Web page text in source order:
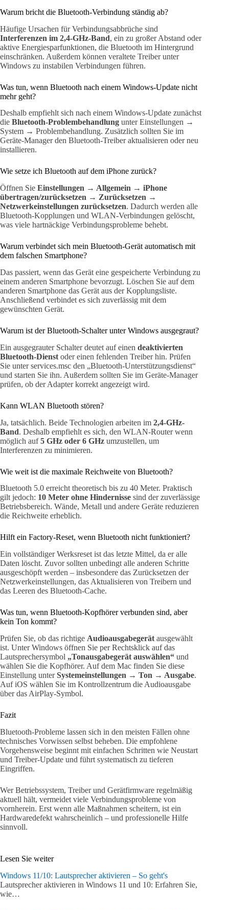
Warum bricht die Bluetooth-Verbindung ständig ab?
Häufige Ursachen für Verbindungsabbrüche sind
Interferenzen im 2,4-GHz-Band, ein zu großer Abstand oder
aktive Energiesparfunktionen, die Bluetooth im Hintergrund
einschränken. Außerdem können veraltete Treiber unter
Windows zu instabilen Verbindungen führen.
Was tun, wenn Bluetooth nach einem Windows-Update nicht
mehr geht?
Deshalb empfiehlt sich nach einem Windows-Update zunächst
die Bluetooth-Problembehandlung unter Einstellungen →
System → Problembehandlung. Zusätzlich sollten Sie im
Geräte-Manager den Bluetooth-Treiber aktualisieren oder neu
installieren.
Wie setze ich Bluetooth auf dem iPhone zurück?
Öffnen Sie Einstellungen → Allgemein → iPhone
übertragen/zurücksetzen → Zurücksetzen →
Netzwerkeinstellungen zurücksetzen. Dadurch werden alle
Bluetooth-Kopplungen und WLAN-Verbindungen gelöscht,
was viele hartnäckige Verbindungsprobleme behebt.
Warum verbindet sich mein Bluetooth-Gerät automatisch mit
dem falschen Smartphone?
Das passiert, wenn das Gerät eine gespeicherte Verbindung zu
einem anderen Smartphone bevorzugt. Löschen Sie auf dem
anderen Smartphone das Gerät aus der Kopplungsliste.
Anschließend verbindet es sich zuverlässig mit dem
gewünschten Gerät.
Warum ist der Bluetooth-Schalter unter Windows ausgegraut?
Ein ausgegrauter Schalter deutet auf einen deaktivierten
Bluetooth-Dienst oder einen fehlenden Treiber hin. Prüfen
Sie unter services.msc den „Bluetooth-Unterstützungsdienst“
und starten Sie ihn. Außerdem sollten Sie im Geräte-Manager
prüfen, ob der Adapter korrekt angezeigt wird.
Kann WLAN Bluetooth stören?
Ja, tatsächlich. Beide Technologien arbeiten im 2,4-GHz-
Band. Deshalb empfiehlt es sich, den WLAN-Router wenn
möglich auf5 GHz oder 6 GHz umzustellen, um
Interferenzen zu minimieren.
Wie weit ist die maximale Reichweite von Bluetooth?
Bluetooth 5.0 erreicht theoretisch bis zu 40 Meter. Praktisch
gilt jedoch: 10 Meter ohne Hindernisse sind der zuverlässige
Betriebsbereich. Wände, Metall und andere Geräte reduzieren
die Reichweite erheblich.
Hilft ein Factory-Reset, wenn Bluetooth nicht funktioniert?
Ein vollständiger Werksreset ist das letzte Mittel, da er alle
Daten löscht. Zuvor sollten unbedingt alle anderen Schritte
ausgeschöpft werden – insbesondere das Zurücksetzen der
Netzwerkeinstellungen, das Aktualisieren von Treibern und
das Leeren des Bluetooth-Cache.
Was tun, wenn Bluetooth-Kopfhörer verbunden sind, aber
kein Ton kommt?
Prüfen Sie, ob das richtige Audioausgabegerät ausgewählt
ist. Unter Windows öffnen Sie per Rechtsklick auf das
Lautsprechersymbol „Tonausgabegerät auswählen“ und
wählen Sie die Kopfhörer. Auf dem Mac finden Sie diese
Einstellung unterSystemeinstellungen → Ton → Ausgabe.
Auf iOS wählen Sie im Kontrollzentrum die Audioausgabe
über das AirPlay-Symbol.
Fazit
Bluetooth-Probleme lassen sich in den meisten Fällen ohne
technisches Vorwissen selbst beheben. Die empfohlene
Vorgehensweise beginnt mit einfachen Schritten wie Neustart
und Treiber-Update und führt systematisch zu tieferen
Eingriffen.
Wer Betriebssystem, Treiber und Gerätfirmware regelmäßig
aktuell hält, vermeidet viele Verbindungsprobleme von
vornherein. Erst wenn alle Maßnahmen scheitern, ist ein
Hardwaredefekt wahrscheinlich – und professionelle Hilfe
sinnvoll.
Lesen Sie weiter
Windows 11/10: Lautsprecher aktivieren – So geht's
Lautsprecher aktivieren in Windows 11 und 10: Erfahren Sie,
wie…